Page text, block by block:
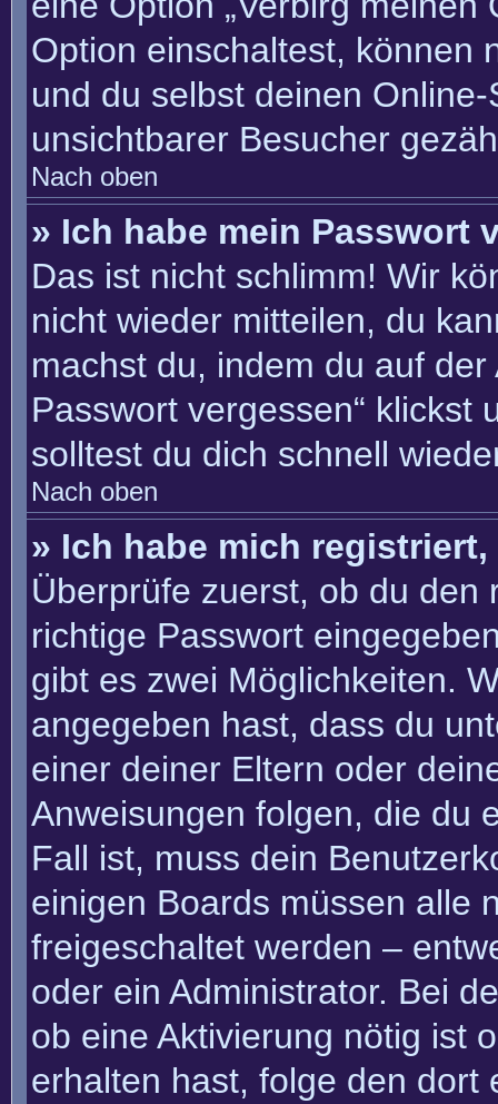
Option einschaltest, können
und du selbst deinen
unsichtbarer Besucher
Nach oben
» Ich habe mein Passwort
Das ist nicht schlimm! Wir
nicht wieder mitteilen, du
machst du, indem du auf
Passwort vergessen“ klickst
solltest du dich schnell
Nach oben
» Ich habe mich
Überprüfe zuerst, ob du den
richtige Passwort
gibt es zwei Möglichkeiten.
angegeben hast, dass du
einer deiner Eltern oder
Anweisungen folgen, die du
Fall ist, muss dein
einigen Boards müssen alle
freigeschaltet werden –
oder ein Administrator. Bei
ob eine Aktivierung nötig ist
erhalten hast, folge den dort